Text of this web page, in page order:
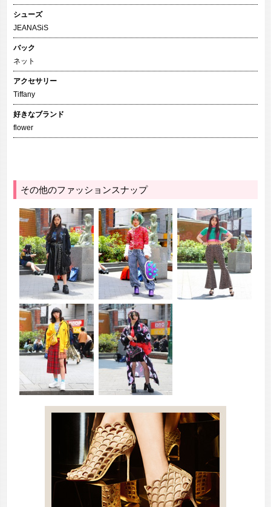
シューズ
JEANASiS
バック
ネット
アクセサリー
Tiffany
好きなブランド
flower
その他のファッションスナップ